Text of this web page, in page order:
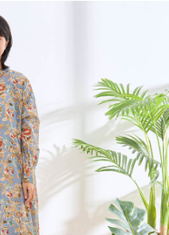
，將跳轉至「AFTEE先享後付」
可完成結帳。
簡訊。
簡訊中的連結，可透過四大超商／
視為交易完成。
費，但若您需要取消訂單，請聯絡
單仍視為有效，需透過AFTEE先享
之結帳頁面顯示為準，若有關於
關疑問，請聯繫「AFTEE先享後付
support/home
費
運費
運費
運費